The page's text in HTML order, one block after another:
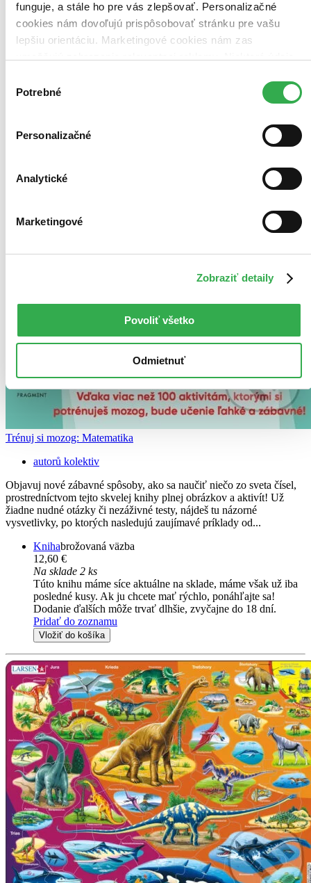
funguje, a stále ho pre vás zlepšovať. Personalizačné
cookies nám dovoľujú prispôsobovať stránku pre vašu
lepšiu orientáciu. Marketingové cookies nám zas
keby sme mohli používať všetky tieto cookies. Ďakujeme!
súhlasu
Potrebné
Personalizačné
Analytické
Marketingové
Zobraziť detaily
Povoliť všetko
Odmietnuť
Vložiť do košíka
Trénuj si mozog: Matematika
autorů kolektiv
Objavuj nové zábavné spôsoby, ako sa naučiť niečo zo sveta čísel,
prostredníctvom tejto skvelej knihy plnej obrázkov a aktivít! Už
žiadne nudné otázky či nezáživné testy, nájdeš tu názorné
vysvetlivky, po ktorých nasledujú zaujímavé príklady od...
Knihabrožovaná väzba
12,60 €
Na sklade 2 ks
Túto knihu máme síce aktuálne na sklade, máme však už iba
posledné kusy. Ak ju chcete mať rýchlo, ponáhľajte sa!
Dodanie ďalších môže trvať dlhšie, zvyčajne do 18 dní.
Pridať do zoznamu
Vložiť do košíka